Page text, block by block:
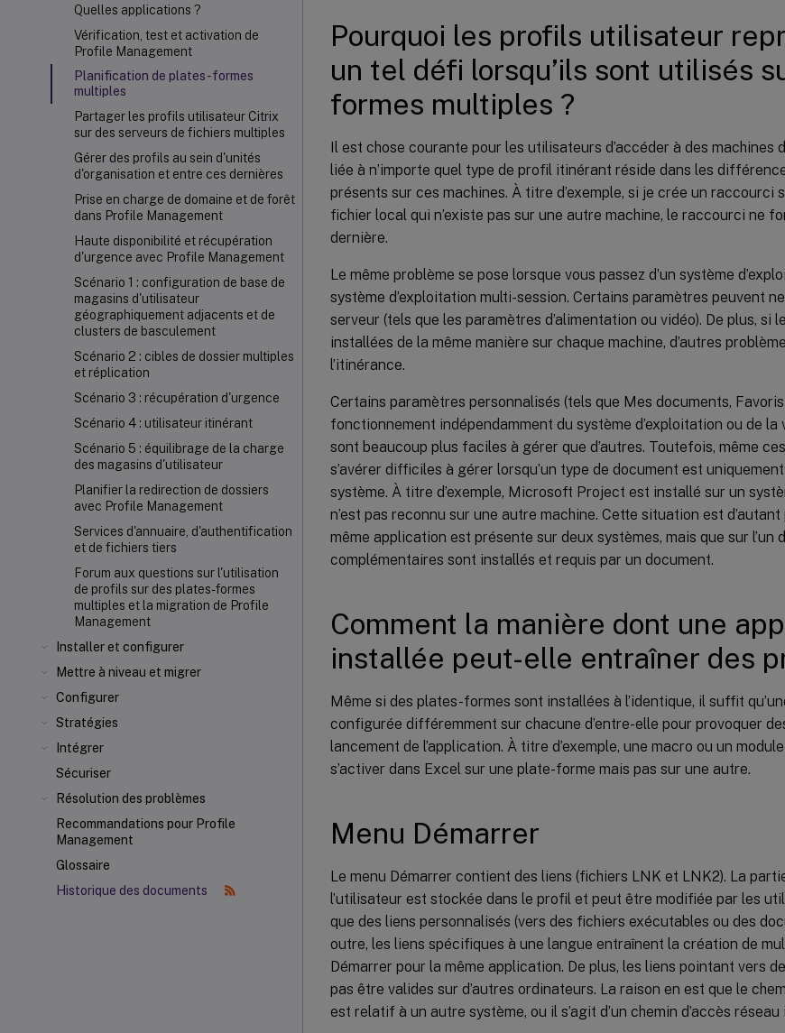
Quelles applications ?
Vérification, test et activation de
Profile Management
Planification de plates-formes
multiples
Partager les profils utilisateur Citrix
sur des serveurs de fichiers multiples
Gérer des profils au sein d'unités
d'organisation et entre ces dernières
Prise en charge de domaine et de forêt
dans Profile Management
Haute disponibilité et récupération
d'urgence avec Profile Management
Scénario 1 : configuration de base de
magasins d'utilisateur
géographiquement adjacents et de
clusters de basculement
Scénario 2 : cibles de dossier multiples
et réplication
Scénario 3 : récupération d'urgence
Scénario 4 : utilisateur itinérant
Scénario 5 : équilibrage de la charge
des magasins d'utilisateur
Planifier la redirection de dossiers
avec Profile Management
Services d'annuaire, d'authentification
et de fichiers tiers
Forum aux questions sur l'utilisation
de profils sur des plates-formes
multiples et la migration de Profile
Management
Installer et configurer
Mettre à niveau et migrer
Configurer
Stratégies
Intégrer
Sécuriser
Résolution des problèmes
Recommandations pour Profile
Management
Glossaire
Historique des documents
Pourquoi les profils utilisateur
un tel défi lorsqu’ils sont utilisés
formes multiples ?
Il est chose courante pour les utilisateurs d’accéder à des
liée à n’importe quel type de profil itinérant réside dans les
présents sur ces machines. À titre d’exemple, si je crée un raccourci
fichier local qui n’existe pas sur une autre machine, le raccourci ne
dernière.
Le même problème se pose lorsque vous passez d’un système
système d’exploitation multi-session. Certains paramètres peuvent
serveur (tels que les paramètres d’alimentation ou vidéo). De plus, si
installées de la même manière sur chaque machine, d’autres
l’itinérance.
Certains paramètres personnalisés (tels que Mes documents,
fonctionnement indépendamment du système d’exploitation ou de la
sont beaucoup plus faciles à gérer que d’autres. Toutefois, même
s’avérer difficiles à gérer lorsqu’un type de document est
système. À titre d’exemple, Microsoft Project est installé sur un
n’est pas reconnu sur une autre machine. Cette situation est
même application est présente sur deux systèmes, mais que sur l’un
complémentaires sont installés et requis par un document.
Comment la manière dont une
installée peut-elle entraîner des
Même si des plates-formes sont installées à l’identique, il suffit
configurée différemment sur chacune d’entre-elle pour provoquer
lancement de l’application. À titre d’exemple, une macro ou un
s’activer dans Excel sur une plate-forme mais pas sur une autre.
Menu Démarrer
Le menu Démarrer contient des liens (fichiers LNK et LNK2). La
l’utilisateur est stockée dans le profil et peut être modifiée par les
que des liens personnalisés (vers des fichiers exécutables ou des
outre, les liens spécifiques à une langue entraînent la création de
Démarrer pour la même application. De plus, les liens pointant vers
pas être valides sur d’autres ordinateurs. La raison en est que le
est relatif à un autre système, ou il s’agit d’un chemin d’accès